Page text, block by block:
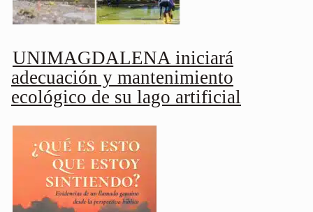
UNIMAGDALENA iniciará
adecuación y mantenimiento
ecológico de su lago artificial